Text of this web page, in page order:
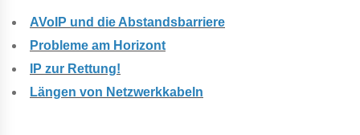
AVoIP und die Abstandsbarriere
Probleme am Horizont
IP zur Rettung!
Längen von Netzwerkkabeln